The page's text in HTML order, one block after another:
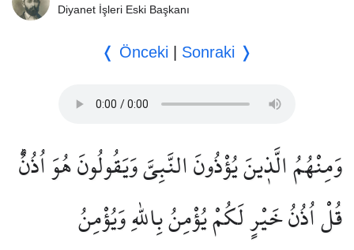
Diyanet İşleri Eski Başkanı
❬ Önceki Sonraki ❭
وَمِنْهُمُ الَّذ۪ينَ يُؤْذُونَ النَّبِيَّ وَيَقُولُونَ هُوَ اُذُنٌۜ
قُلْ اُذُنُ خَيْرٍ لَكُمْ يُؤْمِنُ بِاللّٰهِ وَيُؤْمِنُ